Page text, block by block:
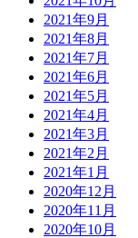
2021年9月
2021年8月
2021年7月
2021年6月
2021年5月
2021年4月
2021年3月
2021年2月
2021年1月
2020年12月
2020年11月
2020年10月